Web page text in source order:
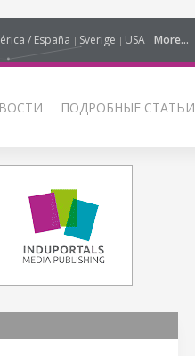
/ España Sverige USA More...
ПОДРОБНЫЕ